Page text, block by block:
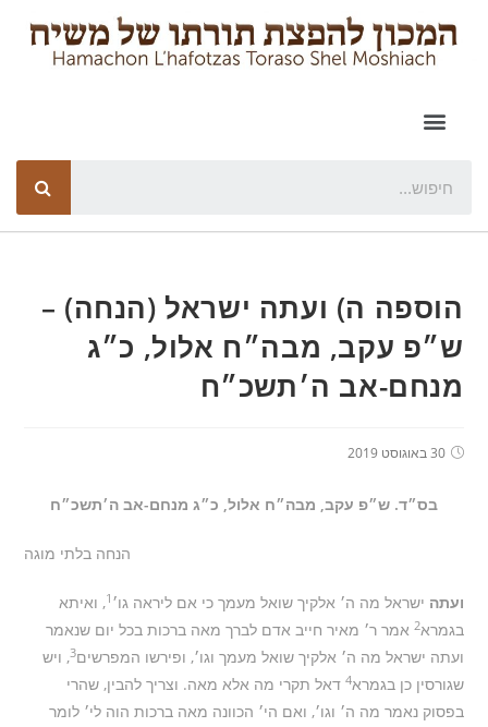
הוספה ה) ועתה ישראל (הנחה) –
ש״פ עקב, מבה״ח אלול, כ״ג
מנחם-אב ה׳תשכ״ח
30 באוגוסט 2019
בס״ד. ש״פ עקב, מבה״ח אלול, כ״ג מנחם-אב ה׳תשכ״ח
הנחה בלתי מוגה
ועתה ישראל מה ה׳ אלקיך שואל מעמך כי אם ליראה גו׳ 1, ואיתא
בגמרא2 אמר ר׳ מאיר חייב אדם לברך מאה ברכות בכל יום שנאמר
ועתה ישראל מה ה׳ אלקיך שואל מעמך וגו׳, ופירשו המפרשים3, ויש
שגורסין כן בגמרא4 דאל תקרי מה אלא מאה. וצריך להבין, שהרי
בפסוק נאמר מה ה׳ וגו׳, ואם הי׳ הכוונה מאה ברכות הוה לי׳ לומר